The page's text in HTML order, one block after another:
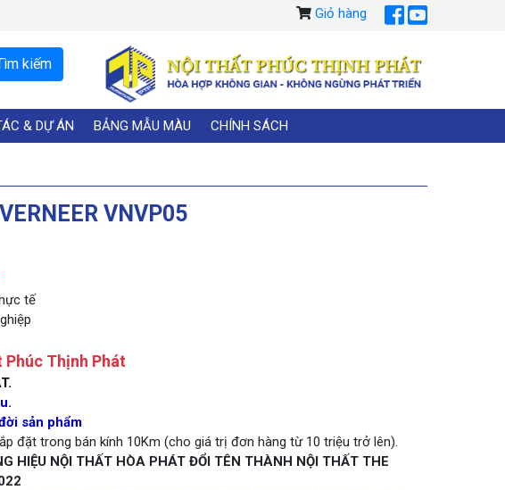
Giỏ hàng
& DỰ ÁN BẢNG MẪU MÀU CHÍNH SÁCH
VNVP05
tế
Phúc Thịnh Phát
sản phẩm
đặt trong bán kính 10Km (cho giá trị đơn hàng từ 10 triệu trở lên).
HIỆU NỘI THẤT HÒA PHÁT ĐỔI TÊN THÀNH NỘI THẤT THE